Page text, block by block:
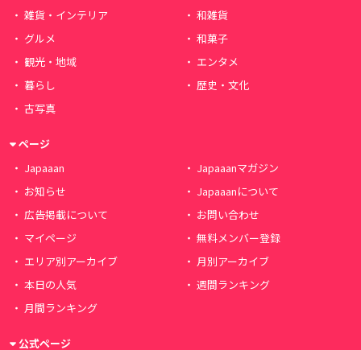
雑貨・インテリア
和雑貨
グルメ
和菓子
観光・地域
エンタメ
暮らし
歴史・文化
古写真
ページ
Japaaan
Japaaanマガジン
お知らせ
Japaaanについて
広告掲載について
お問い合わせ
マイページ
無料メンバー登録
エリア別アーカイブ
月別アーカイブ
本日の人気
週間ランキング
月間ランキング
公式ページ